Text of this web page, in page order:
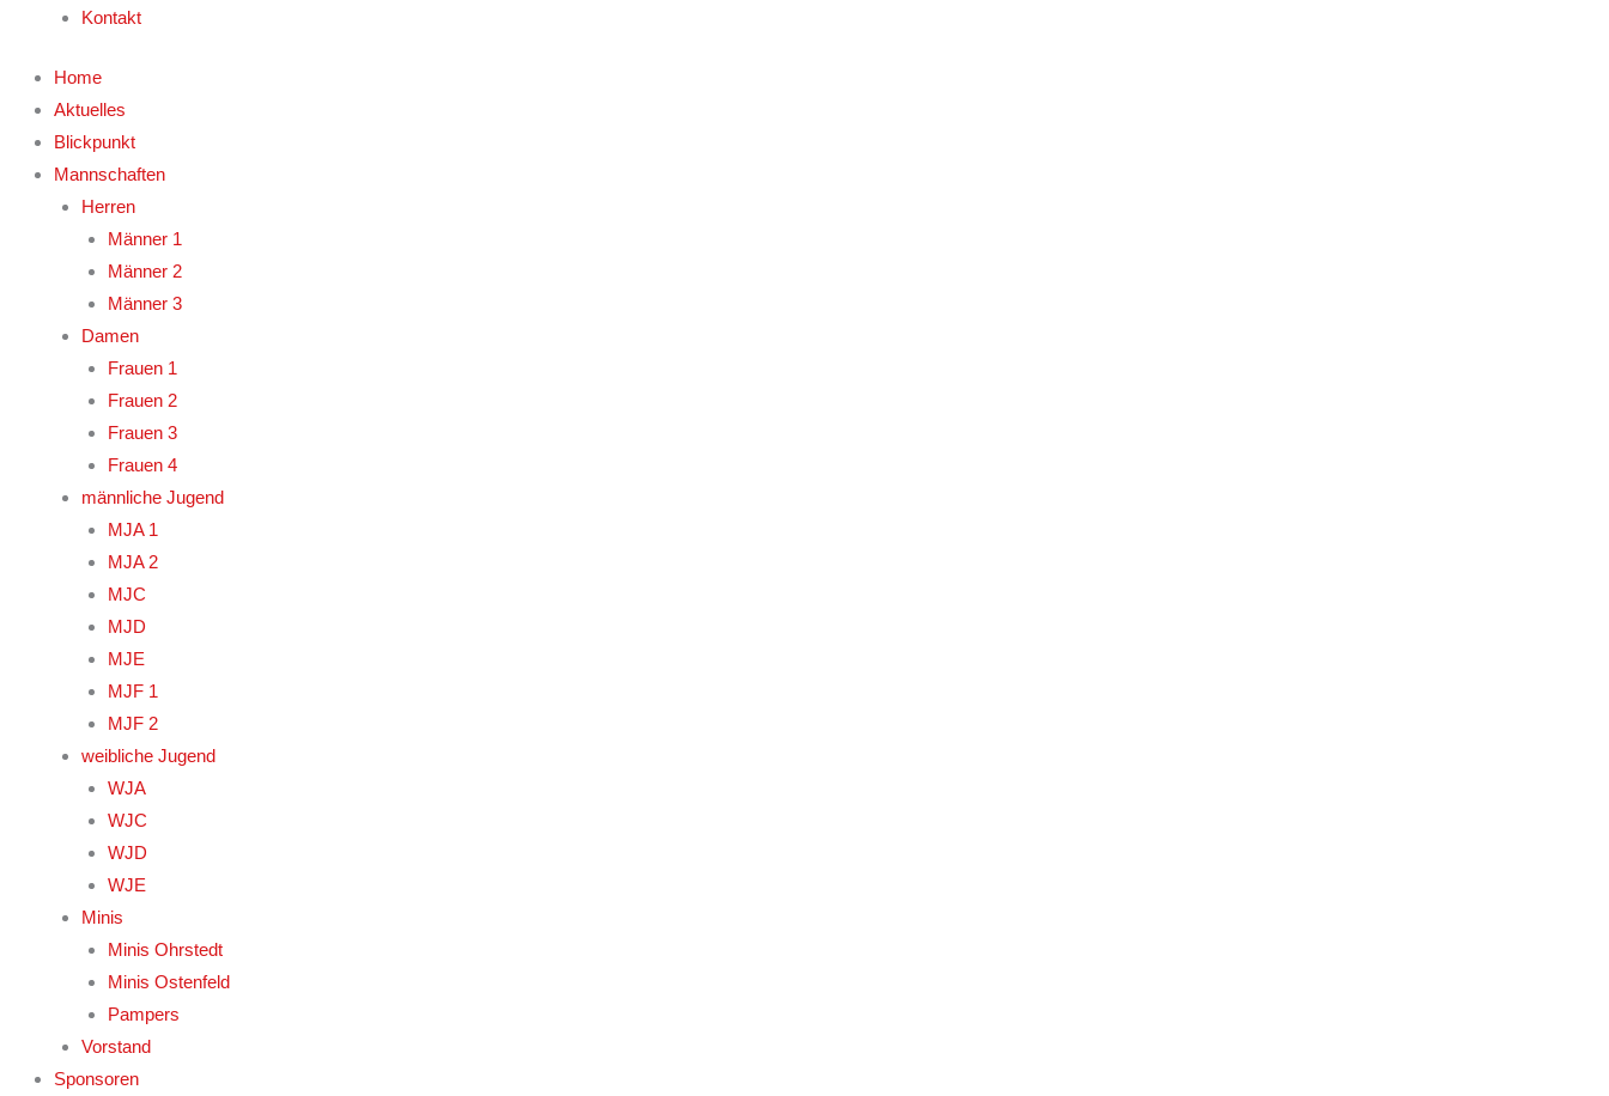
Kontakt
Home
Aktuelles
Blickpunkt
Mannschaften
Herren
Männer 1
Männer 2
Männer 3
Damen
Frauen 1
Frauen 2
Frauen 3
Frauen 4
männliche Jugend
MJA 1
MJA 2
MJC
MJD
MJE
MJF 1
MJF 2
weibliche Jugend
WJA
WJC
WJD
WJE
Minis
Minis Ohrstedt
Minis Ostenfeld
Pampers
Vorstand
Sponsoren